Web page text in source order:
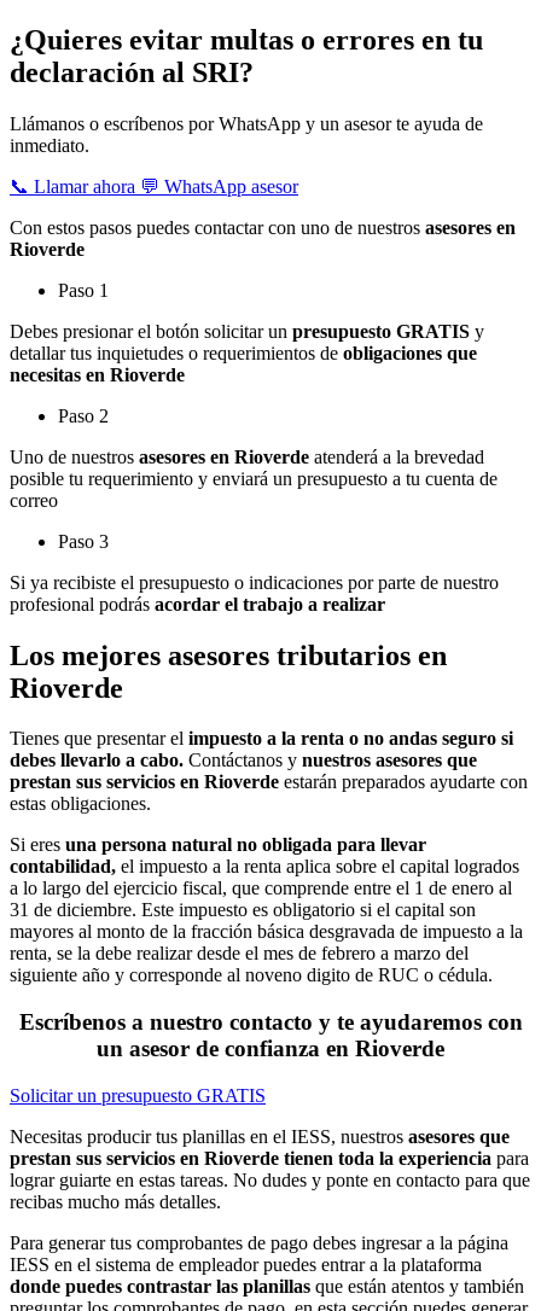
¿Quieres evitar multas o errores en tu
declaración al SRI?
Llámanos o escríbenos por WhatsApp y un asesor te ayuda de
inmediato.
📞 Llamar ahora 💬 WhatsApp asesor
Con estos pasos puedes contactar con uno de nuestros asesores en
Rioverde
Paso 1
Debes presionar el botón solicitar un presupuesto GRATIS y
detallar tus inquietudes o requerimientos de obligaciones que
necesitas en Rioverde
Paso 2
Uno de nuestros asesores en Rioverde atenderá a la brevedad
posible tu requerimiento y enviará un presupuesto a tu cuenta de
correo
Paso 3
Si ya recibiste el presupuesto o indicaciones por parte de nuestro
profesional podrás acordar el trabajo a realizar
Los mejores asesores tributarios en
Rioverde
Tienes que presentar el impuesto a la renta o no andas seguro si
debes llevarlo a cabo. Contáctanos y nuestros asesores que
prestan sus servicios en Rioverde estarán preparados ayudarte con
estas obligaciones.
Si eres una persona natural no obligada para llevar
contabilidad, el impuesto a la renta aplica sobre el capital logrados
a lo largo del ejercicio fiscal, que comprende entre el 1 de enero al
31 de diciembre. Este impuesto es obligatorio si el capital son
mayores al monto de la fracción básica desgravada de impuesto a la
renta, se la debe realizar desde el mes de febrero a marzo del
siguiente año y corresponde al noveno digito de RUC o cédula.
Escríbenos a nuestro contacto y te ayudaremos con
un asesor de confianza en Rioverde
Solicitar un presupuesto GRATIS
Necesitas producir tus planillas en el IESS, nuestros asesores que
prestan sus servicios en Rioverde tienen toda la experiencia para
lograr guiarte en estas tareas. No dudes y ponte en contacto para que
recibas mucho más detalles.
Para generar tus comprobantes de pago debes ingresar a la página
IESS en el sistema de empleador puedes entrar a la plataforma
donde puedes contrastar las planillas que están atentos y también